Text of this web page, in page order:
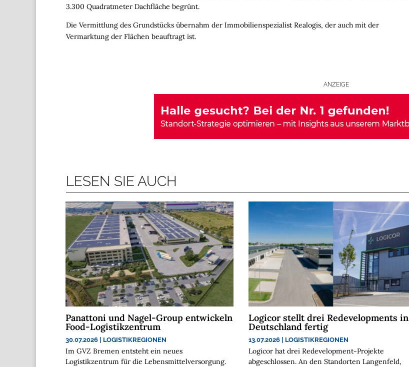
3.300 Quadratmeter Dachfläche begrünt.
Die Vermittlung des Grundstücks übernahm der Immobilienspezialist Realogis, der auch mit der
Vermarktung der Flächen beauftragt ist.
ANZEIGE
LESEN SIE AUCH
Panattoni und Nagel-Group entwickeln
Food-Logistikzentrum
30.07.2026 LOGISTIKREGIONEN
Im GVZ Bremen entsteht ein neues
Logistikzentrum für die Lebensmittelversorgung.
Logicor stellt drei Redevelopments in
Deutschland fertig
13.07.2026 LOGISTIKREGIONEN
Logicor hat drei Redevelopment-Projekte
abgeschlossen. An den Standorten Langenfeld,